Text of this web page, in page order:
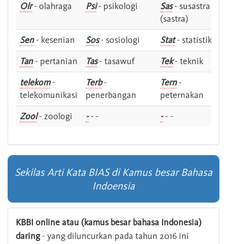
Olr- olahraga Psi- psikologi Sas- susastra -
(sastra)
Sen- kesenian Sos- sosiologi Stat- statistik
Tan- pertanian Tas- tasawuf Tek- teknik
telekom-
telekomunikasi
Terb-
penerbangan
Tern-
peternakan
Zool- zoologi -- - -- -
Sekilas Arti Kata BIAS di Kamus besar Bahasa
Indoensia
KBBI online atau (kamus besar bahasa Indonesia)
daring- yang diluncurkan pada tahun 2016 ini